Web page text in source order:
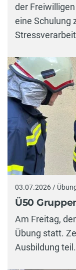
der
eine Schulung
03.07.2026 /
Ü50
Am Freitag,
Übung statt.
Ausbildung teil.